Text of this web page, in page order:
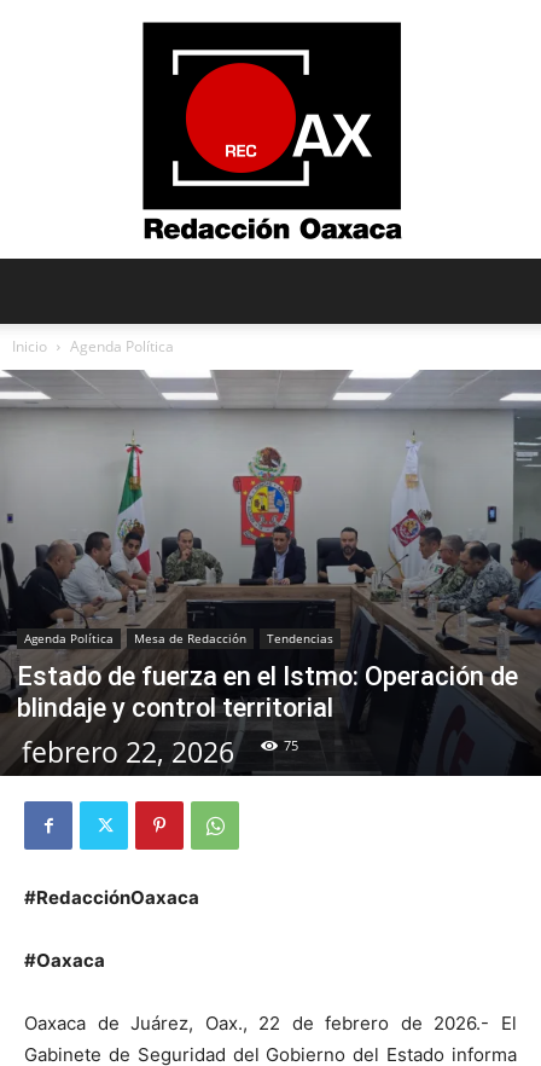
Oaxaca
Inicio Agenda Política
Agenda Política Mesa de Redacción Tendencias
Estado de fuerza en el Istmo: Operación de
blindaje y control territorial
febrero 22, 2026 75
#RedacciónOaxaca
#Oaxaca
Oaxaca de Juárez, Oax., 22 de febrero de 2026.- El
Gabinete de Seguridad del Gobierno del Estado informa